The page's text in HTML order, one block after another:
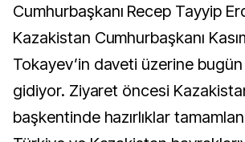
Cumhurbaşkanı Recep Tayyip Erdoğan,
Kazakistan Cumhurbaşkanı
Tokayev’in daveti üzerine bugün
gidiyor. Ziyaret öncesi
başkentinde hazırlıklar